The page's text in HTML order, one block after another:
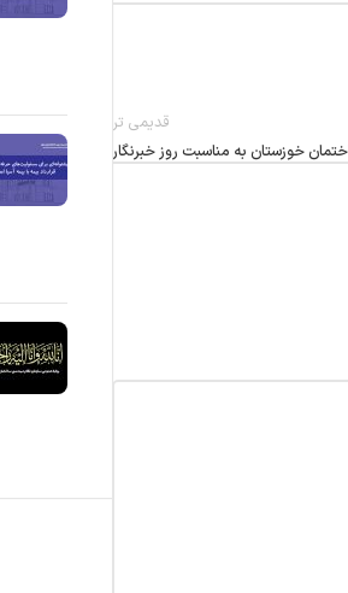
قدیمی تر
خوزستان به مناسبت روز خبرنگار